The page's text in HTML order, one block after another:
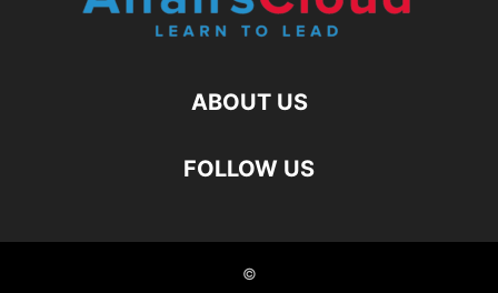
ABOUT US
FOLLOW US
©